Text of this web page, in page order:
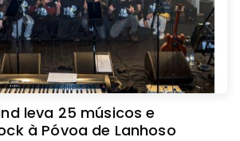
leva 25 músicos e
à Póvoa de Lanhoso